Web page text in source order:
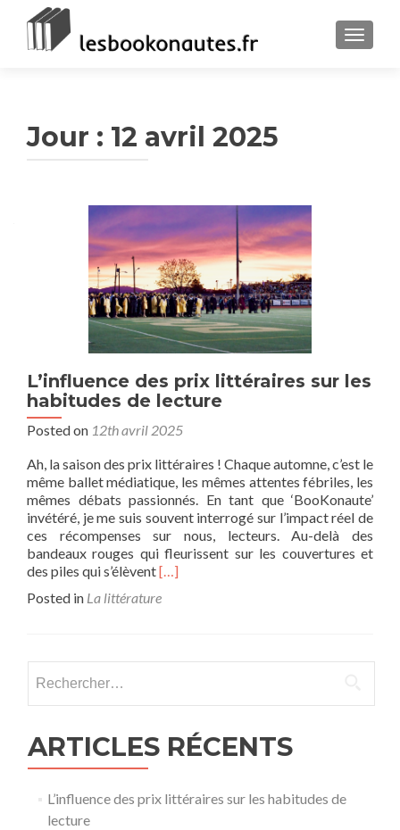
Jour : 12 avril 2025
L’influence des prix littéraires sur les
habitudes de lecture
Posted on 12th avril 2025
Ah, la saison des prix littéraires ! Chaque automne, c’est le
même ballet médiatique, les mêmes attentes fébriles, les
mêmes débats passionnés. En tant que ‘BooKonaute’
invétéré, je me suis souvent interrogé sur l’impact réel de
ces récompenses sur nous, lecteurs. Au-delà des
bandeaux rouges qui fleurissent sur les couvertures et
des piles qui s’élèventRead
about
prix
habitudes
de
[…]
Posted in La littérature
ARTICLES RÉCENTS
L’influence des prix littéraires sur les habitudes de
lecture